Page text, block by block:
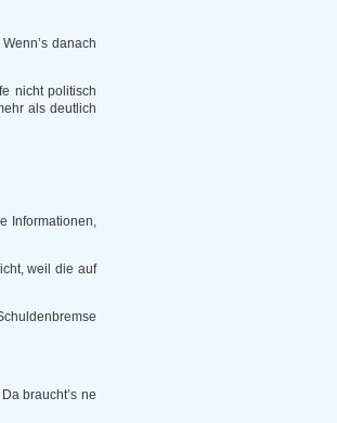
danach
nicht politisch
als deutlich
Informationen,
weil die auf
braucht’s ne